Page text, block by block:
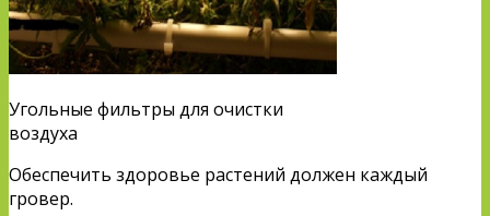
Угольные фильтры для очистки
воздуха
Обеспечить здоровье растений должен каждый
гровер.